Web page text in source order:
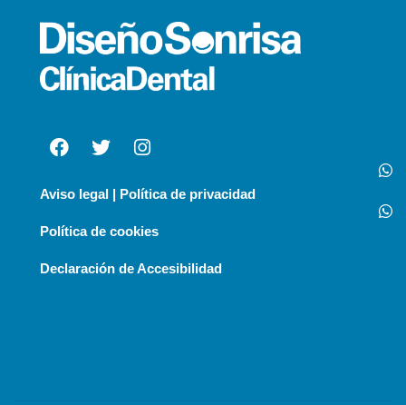
Aviso legal | Política de privacidad
Política de cookies
Declaración de Accesibilidad